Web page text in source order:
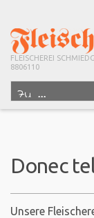
FLEISCHEREI
8806110
Donec
Unsere